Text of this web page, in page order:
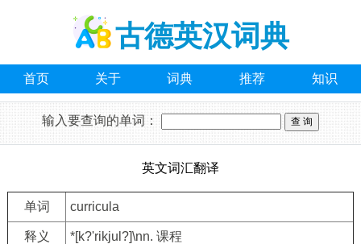
古德英汉词典
首页 关于 词典 推荐 知识
输入要查询的单词：
英文词汇翻译
单词 curricula
释义 *[k?'rikjul?]\nn. 课程